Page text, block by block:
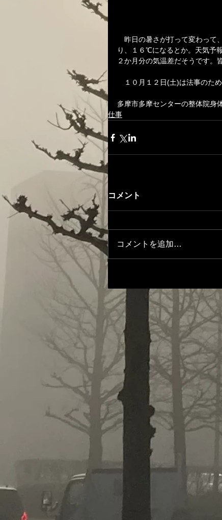
昨日の暑さが打って変わって
り、１６℃になるとか。天気予
２か月分の気温差だそうです。
１０月１２日(土)は法事のため
多摩市多摩センターの整体院身
仕事
コメント
コメントを追加…